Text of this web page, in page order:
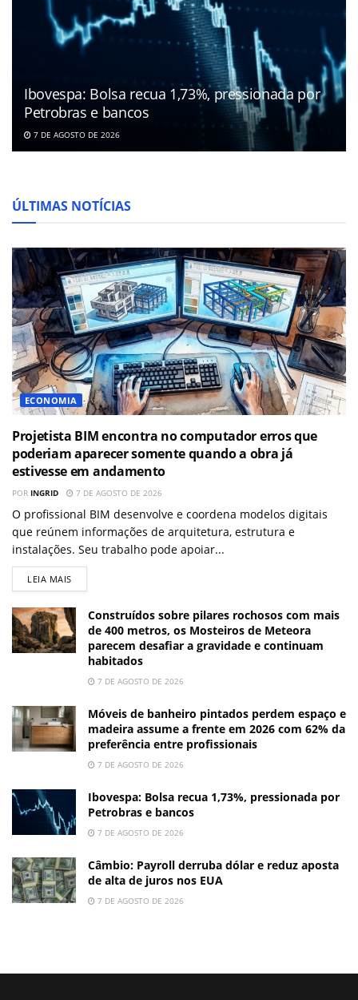
Ibovespa: Bolsa recua 1,73%, pressionada por
Petrobras e bancos
7 DE AGOSTO DE 2026
ÚLTIMAS NOTÍCIAS
ECONOMIA
Projetista BIM encontra no computador erros que
poderiam aparecer somente quando a obra já
estivesse em andamento
POR INGRID 7 DE AGOSTO DE 2026
O profissional BIM desenvolve e coordena modelos digitais
que reúnem informações de arquitetura, estrutura e
instalações. Seu trabalho pode apoiar...
LEIA MAIS
Construídos sobre pilares rochosos com mais
de 400 metros, os Mosteiros de Meteora
parecem desafiar a gravidade e continuam
habitados
7 DE AGOSTO DE 2026
Móveis de banheiro pintados perdem espaço e
madeira assume a frente em 2026 com 62% da
preferência entre profissionais
7 DE AGOSTO DE 2026
Ibovespa: Bolsa recua 1,73%, pressionada por
Petrobras e bancos
7 DE AGOSTO DE 2026
Câmbio: Payroll derruba dólar e reduz aposta
de alta de juros nos EUA
7 DE AGOSTO DE 2026